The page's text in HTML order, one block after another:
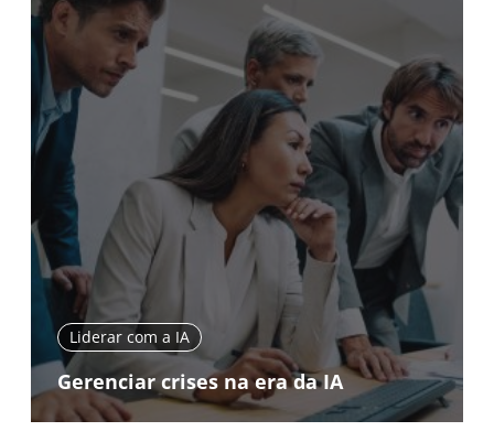
Liderar com a IA
Gerenciar crises na era da IA